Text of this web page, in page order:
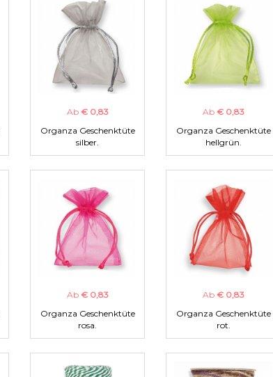
Ab € 0,83
Organza Geschenktüte
silber.
Ab € 0,83
Organza Geschenktüte
hellgrün.
Ab € 0,83
Organza Geschenktüte
rosa.
Ab € 0,83
Organza Geschenktüte
rot.